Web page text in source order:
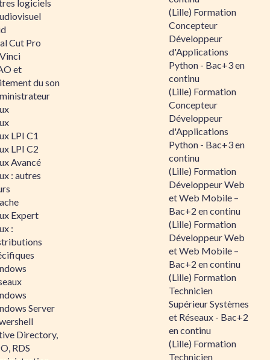
logiciels
Cut Pro
et
du son
LPI C1
LPI C2
Avancé
: autres
Expert
:
Server
Directory,
RDS
(Lille) Formation
Concepteur
Développeur
d'Applications
Python - Bac+3 en
continu
(Lille) Formation
Concepteur
Développeur
d'Applications
Python - Bac+3 en
continu
(Lille) Formation
Développeur Web
et Web Mobile –
Bac+2 en continu
(Lille) Formation
Développeur Web
et Web Mobile –
Bac+2 en continu
(Lille) Formation
Technicien
Supérieur Systèmes
et Réseaux - Bac+2
en continu
(Lille) Formation
Technicien